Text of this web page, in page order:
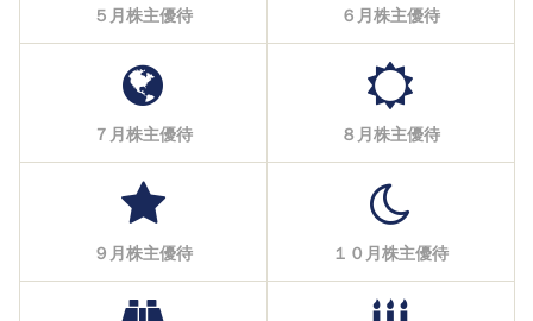
５月株主優待 ６月株主優待
７月株主優待 ８月株主優待
９月株主優待 １０月株主優待